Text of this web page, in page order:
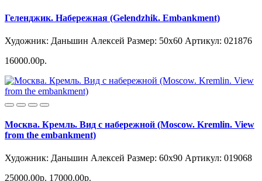
Геленджик. Набережная (Gelendzhik. Embankment)
Художник: Даньшин Алексей Размер: 50x60 Артикул: 021876
16000.00р.
Москва. Кремль. Вид с набережной (Moscow. Kremlin. View
from the embankment)
Художник: Даньшин Алексей Размер: 60x90 Артикул: 019068
25000.00р. 17000.00р.